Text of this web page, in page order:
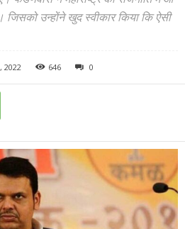
उन्होंने खुद स्वीकार किया कि ऐसी
2022 646 0